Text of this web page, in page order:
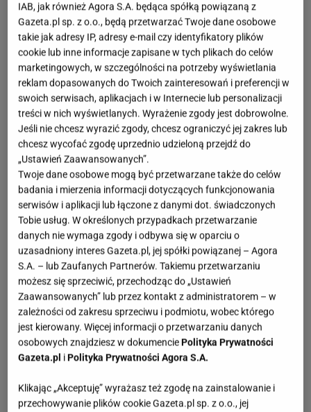
IAB, jak również Agora S.A. będąca spółką powiązaną z
Gazeta.pl sp. z o.o., będą przetwarzać Twoje dane osobowe
takie jak adresy IP, adresy e-mail czy identyfikatory plików
cookie lub inne informacje zapisane w tych plikach do celów
marketingowych, w szczególności na potrzeby wyświetlania
reklam dopasowanych do Twoich zainteresowań i preferencji w
swoich serwisach, aplikacjach i w Internecie lub personalizacji
treści w nich wyświetlanych. Wyrażenie zgody jest dobrowolne.
Jeśli nie chcesz wyrazić zgody, chcesz ograniczyć jej zakres lub
chcesz wycofać zgodę uprzednio udzieloną przejdź do
„Ustawień Zaawansowanych”.
Twoje dane osobowe mogą być przetwarzane także do celów
badania i mierzenia informacji dotyczących funkcjonowania
serwisów i aplikacji lub łączone z danymi dot. świadczonych
Tobie usług. W określonych przypadkach przetwarzanie
danych nie wymaga zgody i odbywa się w oparciu o
uzasadniony interes Gazeta.pl, jej spółki powiązanej – Agora
S.A. – lub Zaufanych Partnerów. Takiemu przetwarzaniu
możesz się sprzeciwić, przechodząc do „Ustawień
Zaawansowanych” lub przez kontakt z administratorem – w
zależności od zakresu sprzeciwu i podmiotu, wobec którego
jest kierowany. Więcej informacji o przetwarzaniu danych
osobowych znajdziesz w dokumencie Polityka Prywatności
Gazeta.pl i Polityka Prywatności Agora S.A.
Klikając „Akceptuję” wyrażasz też zgodę na zainstalowanie i
przechowywanie plików cookie Gazeta.pl sp. z o.o., jej